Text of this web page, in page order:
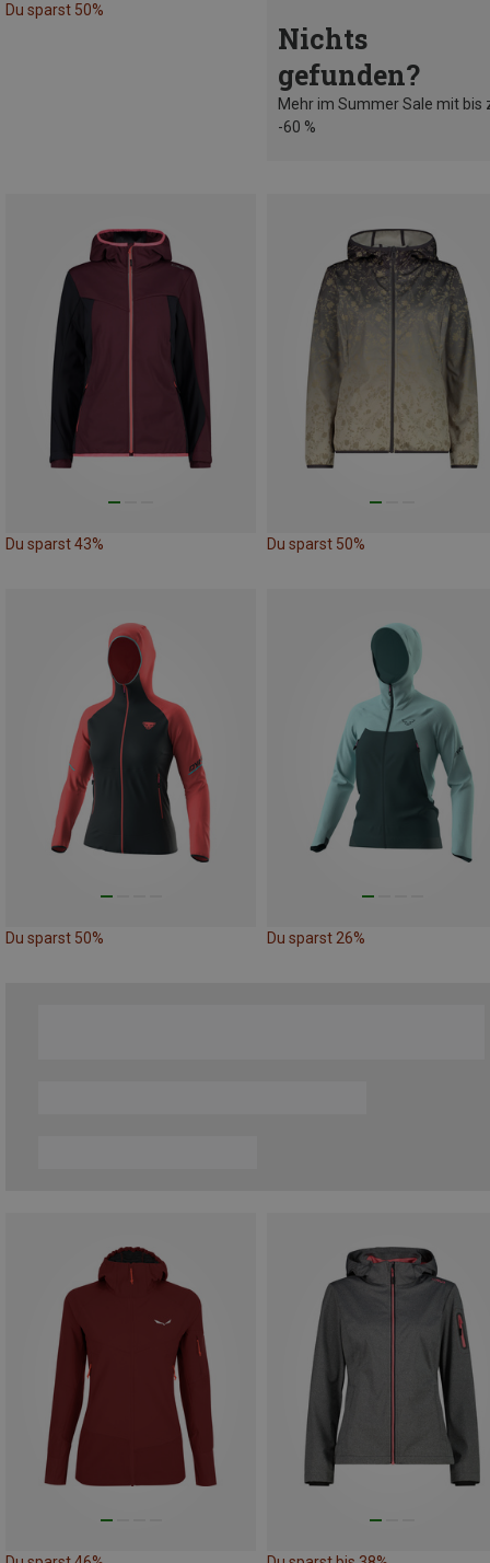
Du sparst 50%
Nichts
gefunden?
Mehr im Summer Sale mit bis
-60 %
Du sparst 43% Du sparst 50%
Du sparst 50% Du sparst 26%